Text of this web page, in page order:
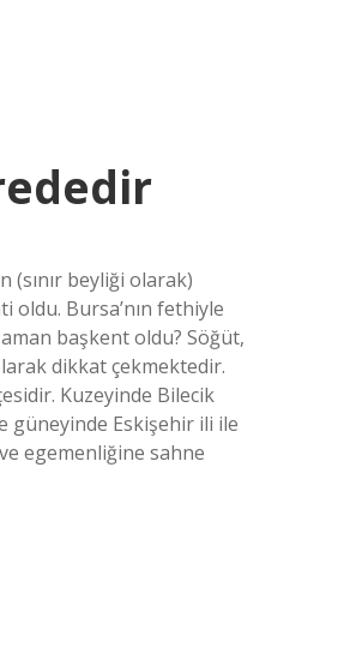
(sınır beyliği olarak)
oldu. Bursa’nın fethiyle
başkent oldu? Söğüt,
dikkat çekmektedir.
Kuzeyinde Bilecik
güneyinde Eskişehir ili ile
egemenliğine sahne